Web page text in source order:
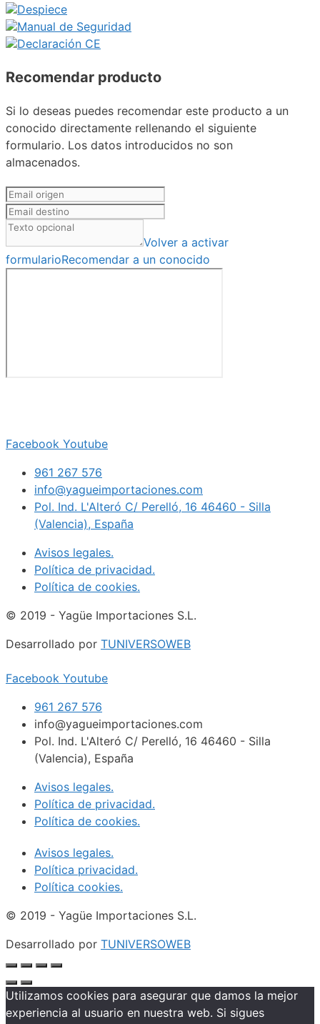
Despiece
Manual de Seguridad
Declaración CE
Recomendar producto
Si lo deseas puedes recomendar este producto a un
conocido directamente rellenando el siguiente
formulario. Los datos introducidos no son
almacenados.
Volver a activar
formularioRecomendar a un conocido
Facebook Youtube
961 267 576
info@yagueimportaciones.com
Pol. Ind. L'Alteró C/ Perelló, 16 46460 - Silla
(Valencia), España
Avisos legales.
Política de privacidad.
Política de cookies.
© 2019 - Yagüe Importaciones S.L.
Desarrollado por TUNIVERSOWEB
Facebook Youtube
961 267 576
info@yagueimportaciones.com
Pol. Ind. L'Alteró C/ Perelló, 16 46460 - Silla
(Valencia), España
Avisos legales.
Política de privacidad.
Política de cookies.
Avisos legales.
Política privacidad.
Política cookies.
© 2019 - Yagüe Importaciones S.L.
Desarrollado por TUNIVERSOWEB
Utilizamos cookies para asegurar que damos la mejor
experiencia al usuario en nuestra web. Si sigues